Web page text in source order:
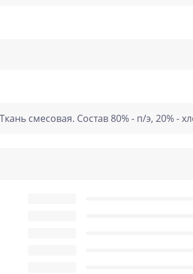
Ткань смесовая. Состав 80% - п/э, 20% -